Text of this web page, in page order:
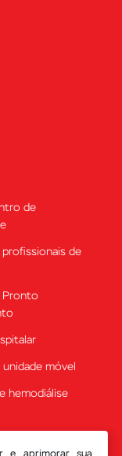
de
de
Pronto
móvel
hemodiálise